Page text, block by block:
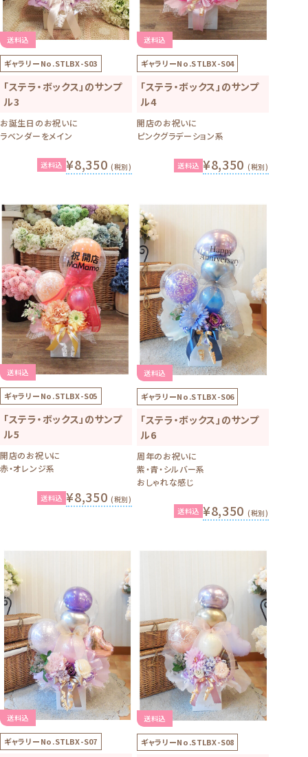
送料込
ギャラリーNo.STLBX-S03
「ステラ・ボックス」のサンプ
ル3
お誕生日のお祝いに
ラベンダーをメイン
送料込 ¥8,350(税別)
送料込
ギャラリーNo.STLBX-S04
「ステラ・ボックス」のサンプ
ル4
開店のお祝いに
ピンクグラデーション系
送料込 ¥8,350 (税別)
送料込
ギャラリーNo.STLBX-S05
「ステラ・ボックス」のサンプ
ル5
開店のお祝いに
赤・オレンジ系
送料込 ¥8,350(税別)
送料込
ギャラリーNo.STLBX-S06
「ステラ・ボックス」のサンプ
ル6
周年のお祝いに
紫・青・シルバー系
おしゃれな感じ
送料込 ¥8,350 (税別)
送料込
ギャラリーNo.STLBX-S07
送料込
ギャラリーNo.STLBX-S08